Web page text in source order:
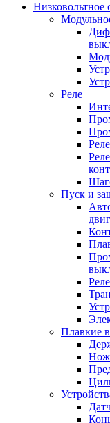
Низковольтное
Реле
Пуск и
Плавкие